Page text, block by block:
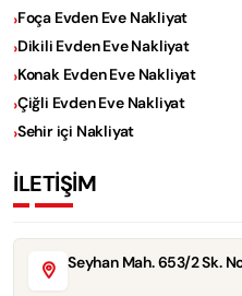
Foça Evden Eve Nakliyat
Dikili Evden Eve Nakliyat
Konak Evden Eve Nakliyat
Çiğli Evden Eve Nakliyat
Sehir içi Nakliyat
İLETİŞİM
Seyhan Mah. 653/2 Sk.